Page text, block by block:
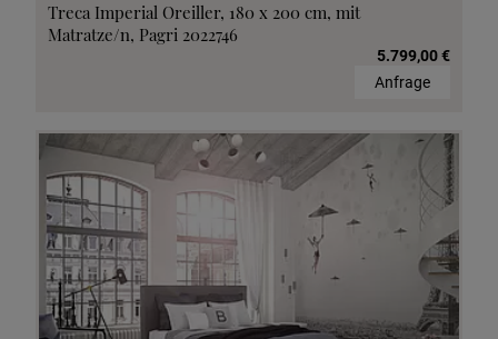
Treca Imperial Oreiller, 180 x 200 cm, mit
Matratze/n, Pagri 2022746
5.799,00 €
Anfrage